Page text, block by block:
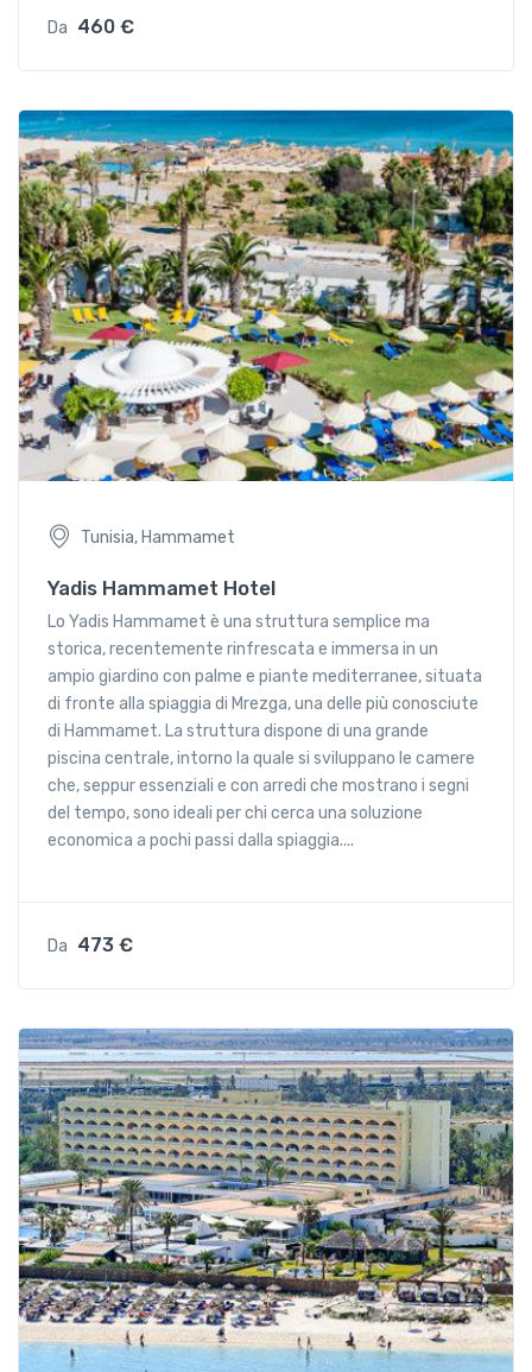
Da 460 €
Tunisia, Hammamet
Yadis Hammamet Hotel
Lo Yadis Hammamet è una struttura semplice ma
storica, recentemente rinfrescata e immersa in un
ampio giardino con palme e piante mediterranee, situata
di fronte alla spiaggia di Mrezga, una delle più conosciute
di Hammamet. La struttura dispone di una grande
piscina centrale, intorno la quale si sviluppano le camere
che, seppur essenziali e con arredi che mostrano i segni
del tempo, sono ideali per chi cerca una soluzione
economica a pochi passi dalla spiaggia....
Da 473 €